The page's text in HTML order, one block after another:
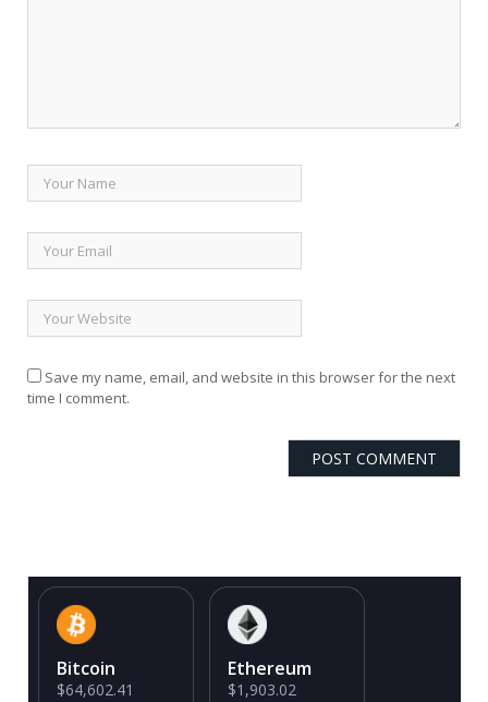
Save my name, email, and website in this browser for the next
time I comment.
Bitcoin
$64,602.41
Ethereum
$1,903.02